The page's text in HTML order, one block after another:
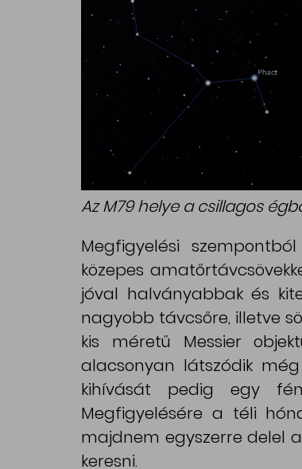
Az M79 helye a csillagos
Megfigyelési
közepes
jóval halványabbak és
nagyobb távcsőre, illetve
kis méretű Messier
alacsonyan látszódik
kihívását pedig egy
Megfigyelésére a téli
majdnem egyszerre delel
keresni.